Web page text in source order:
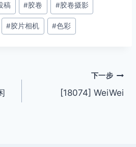
稿 #胶卷 #胶卷摄影
#胶片相机 #色彩
下一步
[18074] WeiWei